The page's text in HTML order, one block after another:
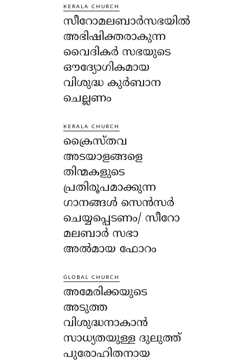
KERALA CHURCH
സീറോമലബാർസഭയിൽ
അഭിഷിക്തരാകുന്ന
വൈദികർ സഭയുടെ
ഔദ്യോഗികമായ
വിശുദ്ധ കുർബാന
ചെല്ലണം
KERALA CHURCH
ക്രൈസ്തവ
അടയാളങ്ങളെ
തിന്മകളുടെ
പ്രതിരൂപമാക്കുന്ന
ഗാനങ്ങൾ സെൻസർ
ചെയ്യപ്പെടണം/ സീറോ
മലബാർ സഭാ
അൽമായ ഫോറം
GLOBAL CHURCH
അമേരിക്കയുടെ
അടുത്ത
വിശുദ്ധനാകാൻ
സാധ്യതയുള്ള ദുലുത്ത്
പുരോഹിതനായ